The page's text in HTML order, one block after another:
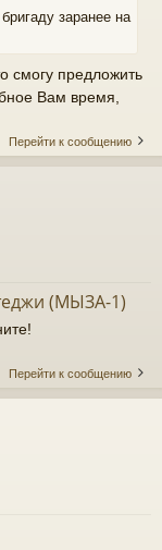
заранее на
смогу предложить
Вам время,
Перейти к сообщению
(МЫЗА-1)
Перейти к сообщению